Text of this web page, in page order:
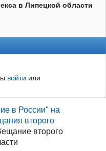
в Липецкой области
войти или
в России" на
второго
второго